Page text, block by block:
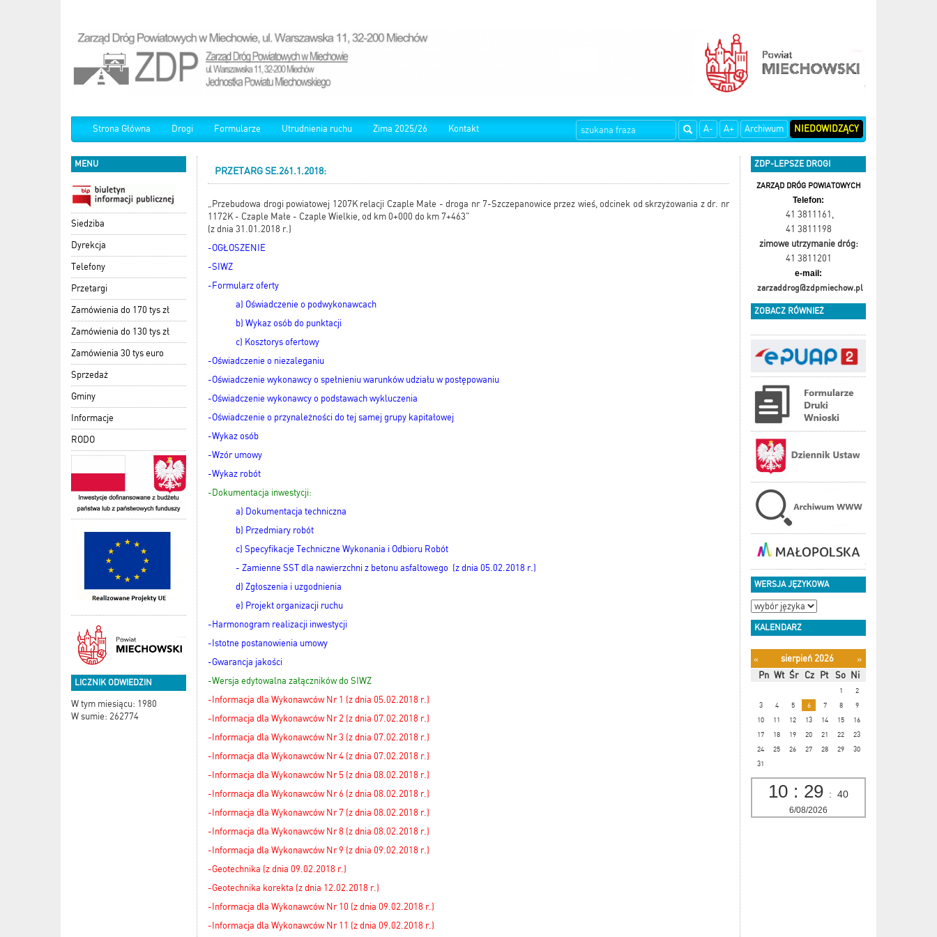
Strona Główna Drogi Formularze Utrudnienia ruchu Zima 2025/26 Kontakt A- A+ Archiwum NIEDOWIDZĄCY
MENU
Siedziba
Dyrekcja
Telefony
Przetargi
Zamówienia do 170 tys zł
Zamówienia do 130 tys zł
Zamówienia 30 tys euro
Sprzedaż
Gminy
Informacje
RODO
LICZNIK ODWIEDZIN
W tym miesiącu: 1980
W sumie: 262774
PRZETARG SE.261.1.2018:
„Przebudowa drogi powiatowej 1207K relacji Czaple Małe - droga nr 7-Szczepanowice przez wieś, odcinek od skrzyżowania z dr. nr
1172K - Czaple Małe - Czaple Wielkie, od km 0+000 do km 7+463"
(z dnia 31.01.2018 r.)
-OGŁOSZENIE
-SIWZ
-Formularz oferty
a) Oświadczenie o podwykonawcach
b) Wykaz osób do punktacji
c) Kosztorys ofertowy
-Oświadczenie o niezaleganiu
-Oświadczenie wykonawcy o spełnieniu warunków udziału w postępowaniu
-Oświadczenie wykonawcy o podstawach wykluczenia
-Oświadczenie o przynależności do tej samej grupy kapitałowej
-Wykaz osób
-Wzór umowy
-Wykaz robót
-Dokumentacja inwestycji:
a) Dokumentacja techniczna
b) Przedmiary robót
c) Specyfikacje Techniczne Wykonania i Odbioru Robót
- Zamienne SST dla nawierzchni z betonu asfaltowego (z dnia 05.02.2018 r.)
d) Zgłoszenia i uzgodnienia
e) Projekt organizacji ruchu
-Harmonogram realizacji inwestycji
-Istotne postanowienia umowy
-Gwarancja jakości
-Wersja edytowalna załączników do SIWZ
-Informacja dla Wykonawców Nr 1 (z dnia 05.02.2018 r.)
-Informacja dla Wykonawców Nr 2 (z dnia 07.02.2018 r.)
-Informacja dla Wykonawców Nr 3 (z dnia 07.02.2018 r.)
-Informacja dla Wykonawców Nr 4 (z dnia 07.02.2018 r.)
-Informacja dla Wykonawców Nr 5 (z dnia 08.02.2018 r.)
-Informacja dla Wykonawców Nr 6 (z dnia 08.02.2018 r.)
-Informacja dla Wykonawców Nr 7 (z dnia 08.02.2018 r.)
-Informacja dla Wykonawców Nr 8 (z dnia 08.02.2018 r.)
-Informacja dla Wykonawców Nr 9 (z dnia 09.02.2018 r.)
-Geotechnika (z dnia 09.02.2018 r.)
-Geotechnika korekta (z dnia 12.02.2018 r.)
-Informacja dla Wykonawców Nr 10 (z dnia 09.02.2018 r.)
-Informacja dla Wykonawców Nr 11 (z dnia 09.02.2018 r.)
ZDP-LEPSZE DROGI
ZARZĄD DRÓG POWIATOWYCH
Telefon:
41 3811161
41 3811198
zimowe utrzymanie dróg:
41 3811201
e-mail:
zarzaddrog@zdpmiechow.pl
ZOBACZ RÓWNIEŻ
WERSJA JĘZYKOWA
KALENDARZ
« sierpień 2026
»
Pn Wt Śr Cz Pt So Ni
1
2
3
4 5 6 7 8
9
10
11 12 13 14 15
16
17
18 19 20 21 22
23
24
25 26 27 28 29
30
31
10 : 29 : 40
6/08/2026